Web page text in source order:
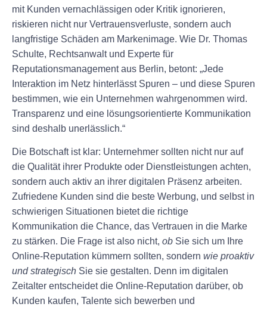
mit Kunden vernachlässigen oder Kritik ignorieren,
riskieren nicht nur Vertrauensverluste, sondern auch
langfristige Schäden am Markenimage. Wie Dr. Thomas
Schulte, Rechtsanwalt und Experte für
Reputationsmanagement aus Berlin, betont: „Jede
Interaktion im Netz hinterlässt Spuren – und diese Spuren
bestimmen, wie ein Unternehmen wahrgenommen wird.
Transparenz und eine lösungsorientierte Kommunikation
sind deshalb unerlässlich.“
Die Botschaft ist klar: Unternehmer sollten nicht nur auf
die Qualität ihrer Produkte oder Dienstleistungen achten,
sondern auch aktiv an ihrer digitalen Präsenz arbeiten.
Zufriedene Kunden sind die beste Werbung, und selbst in
schwierigen Situationen bietet die richtige
Kommunikation die Chance, das Vertrauen in die Marke
zu stärken. Die Frage ist also nicht, ob Sie sich um Ihre
Online-Reputation kümmern sollten, sondern wie proaktiv
und strategisch Sie sie gestalten. Denn im digitalen
Zeitalter entscheidet die Online-Reputation darüber, ob
Kunden kaufen, Talente sich bewerben und